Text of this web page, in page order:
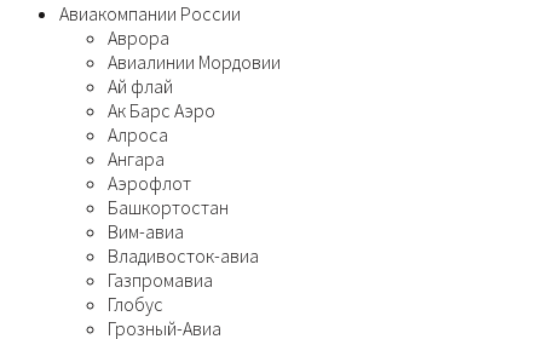
Авиакомпании России
Аврора
Авиалинии Мордовии
Ай флай
Ак Барс Аэро
Алроса
Ангара
Аэрофлот
Башкортостан
Вим-авиа
Владивосток-авиа
Газпромавиа
Глобус
Грозный-Авиа